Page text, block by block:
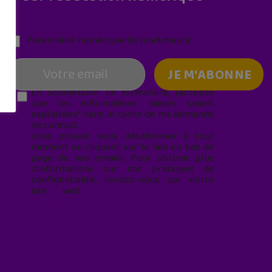
Parentalité numérique (le lundi matin)
En soumettant ce formulaire, j’accepte
que les informations saisies soient
exploitées* dans le cadre de ma demande
de contact.
Vous pouvez vous désabonner à tout
moment en cliquant sur le lien en bas de
page de nos emails. Pour obtenir plus
d'informations sur nos pratiques de
confidentialité, rendez-vous sur notre
site web